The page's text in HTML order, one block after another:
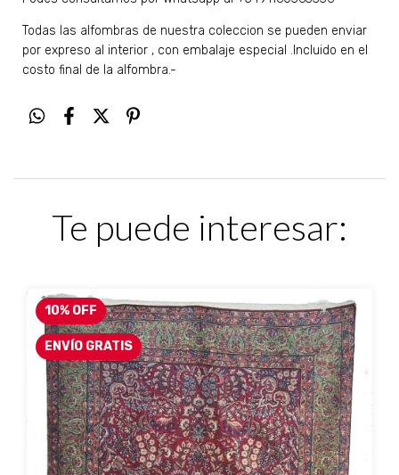
Todas las alfombras de nuestra coleccion se pueden enviar
por expreso al interior , con embalaje especial .Incluido en el
costo final de la alfombra.-
Te puede interesar:
10% OFF
ENVÍO GRATIS